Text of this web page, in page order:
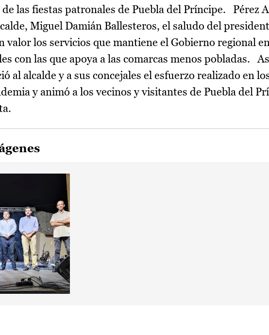
las fiestas patronales de Puebla del Príncipe. Pérez
Miguel Damián Ballesteros, el saludo del
valor los servicios que mantiene el Gobierno regional
con las que apoya a las comarcas menos pobladas.
al alcalde y a sus concejales el esfuerzo realizado en
y animó a los vecinos y visitantes de Puebla del